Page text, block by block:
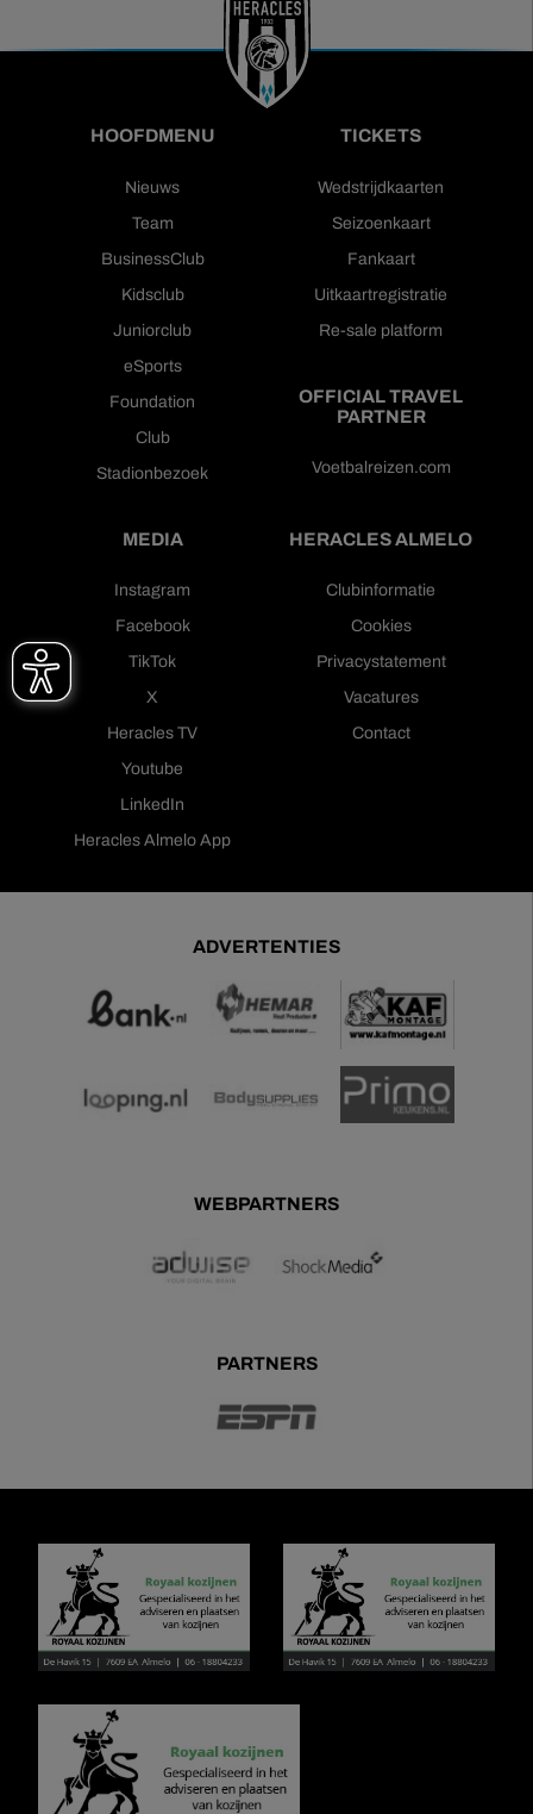
HOOFDMENU
Nieuws
Team
BusinessClub
Kidsclub
Juniorclub
eSports
Foundation
Club
Stadionbezoek
TICKETS
Wedstrijdkaarten
Seizoenkaart
Fankaart
Uitkaartregistratie
Re-sale platform
OFFICIAL TRAVEL
PARTNER
Voetbalreizen.com
MEDIA
Instagram
Facebook
TikTok
X
Heracles TV
Youtube
LinkedIn
Heracles Almelo App
HERACLES ALMELO
Clubinformatie
Cookies
Privacystatement
Vacatures
Contact
ADVERTENTIES
WEBPARTNERS
PARTNERS